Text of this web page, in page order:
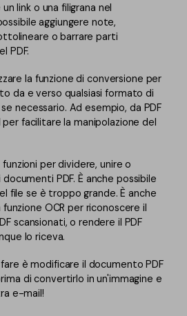
link o una filigrana nel
aggiungere note,
o barrare parti
PDF.
la funzione di conversione per
da e verso qualsiasi formato di
necessario. Ad esempio, da PDF
per facilitare la manipolazione del
per dividere, unire o
PDF. È anche possibile
file se è troppo grande. È anche
OCR per riconoscere il
scansionati, o rendere il PDF
lo riceva.
è modificare il documento PDF
di convertirlo in un'immagine e
e-mail!